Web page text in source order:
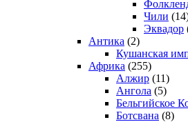
Чили
Эквадор
Антика (2)
Кушанская
Африка (255)
Алжир (11)
Ангола (5)
Бельгийское
Ботсвана (8)